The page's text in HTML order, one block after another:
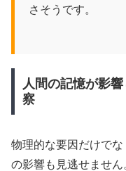
さそうです。
人間の記憶が影
察
物理的な要因だけでな
の影響も見逃せません